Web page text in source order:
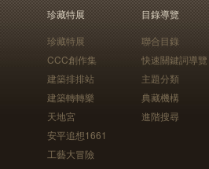
珍藏特展
珍藏特展
CCC創作集
建築排排站
建築轉轉樂
天地宮
安平追想1661
工藝大冒險
目錄導覽
聯合目錄
快速關鍵詞導覽
主題分類
典藏機構
進階搜尋